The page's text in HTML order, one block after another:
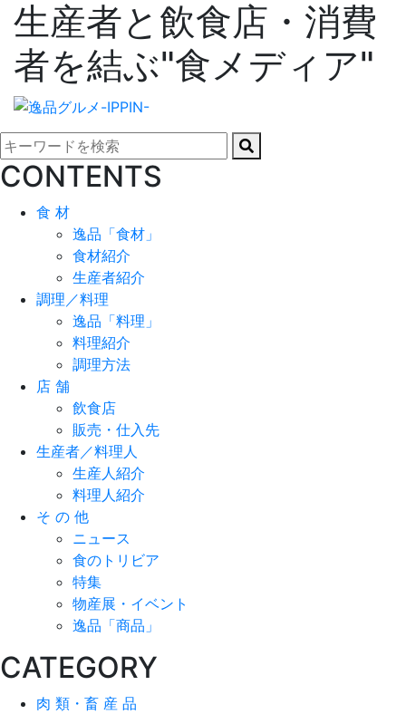
生産者と飲食店・消費
者を結ぶ"食メディア"
CONTENTS
食 材
逸品「食材」
食材紹介
生産者紹介
調理／料理
逸品「料理」
料理紹介
調理方法
店 舗
飲食店
販売・仕入先
生産者／料理人
生産人紹介
料理人紹介
そ の 他
ニュース
食のトリビア
特集
物産展・イベント
逸品「商品」
CATEGORY
肉 類・畜 産 品